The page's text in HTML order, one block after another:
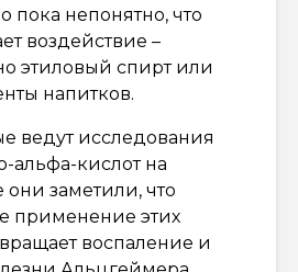
пока непонятно, что
воздействие –
этиловый спирт или
напитков.
ведут исследования
альфа-кислот на
заметили, что
применение этих
воспаление и